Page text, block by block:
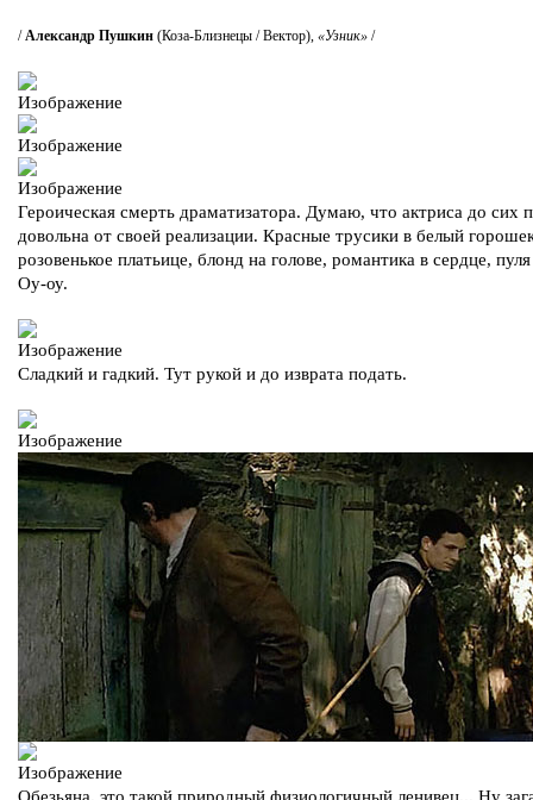
/Александр Пушкин (Коза-Близнецы / Вектор), «Узник» /
Героическая смерть драматизатора. Думаю, что актриса до сих
довольна от своей реализации. Красные трусики в белый
розовенькое платьице, блонд на голове, романтика в сердце,
Оу-оу.
Сладкий и гадкий. Тут рукой и до изврата подать.